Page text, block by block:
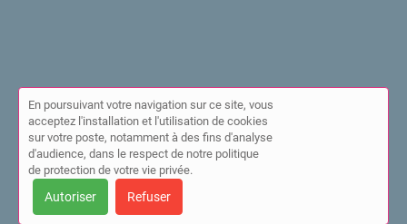
© Annuaire de l'IPPP 2026 |Plan du site|Mon compte
Mentions légales|Cookies
Cet annuaire a été créé avec ❤ par
En poursuivant votre navigation sur ce site, vous
acceptez l'installation et l'utilisation de cookies
sur votre poste, notamment à des fins d'analyse
d'audience, dans le respect de notre politique
de protection de votre vie privée.
Autoriser Refuser